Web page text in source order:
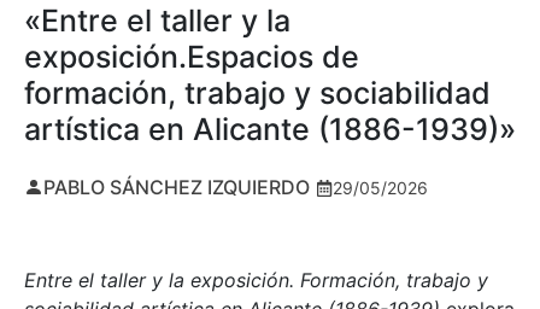
«Entre el taller y la
exposición.Espacios de
formación, trabajo y sociabilidad
artística en Alicante (1886-1939)»
PABLO SÁNCHEZ IZQUIERDO 29/05/2026
Entre el taller y la exposición. Formación, trabajo y